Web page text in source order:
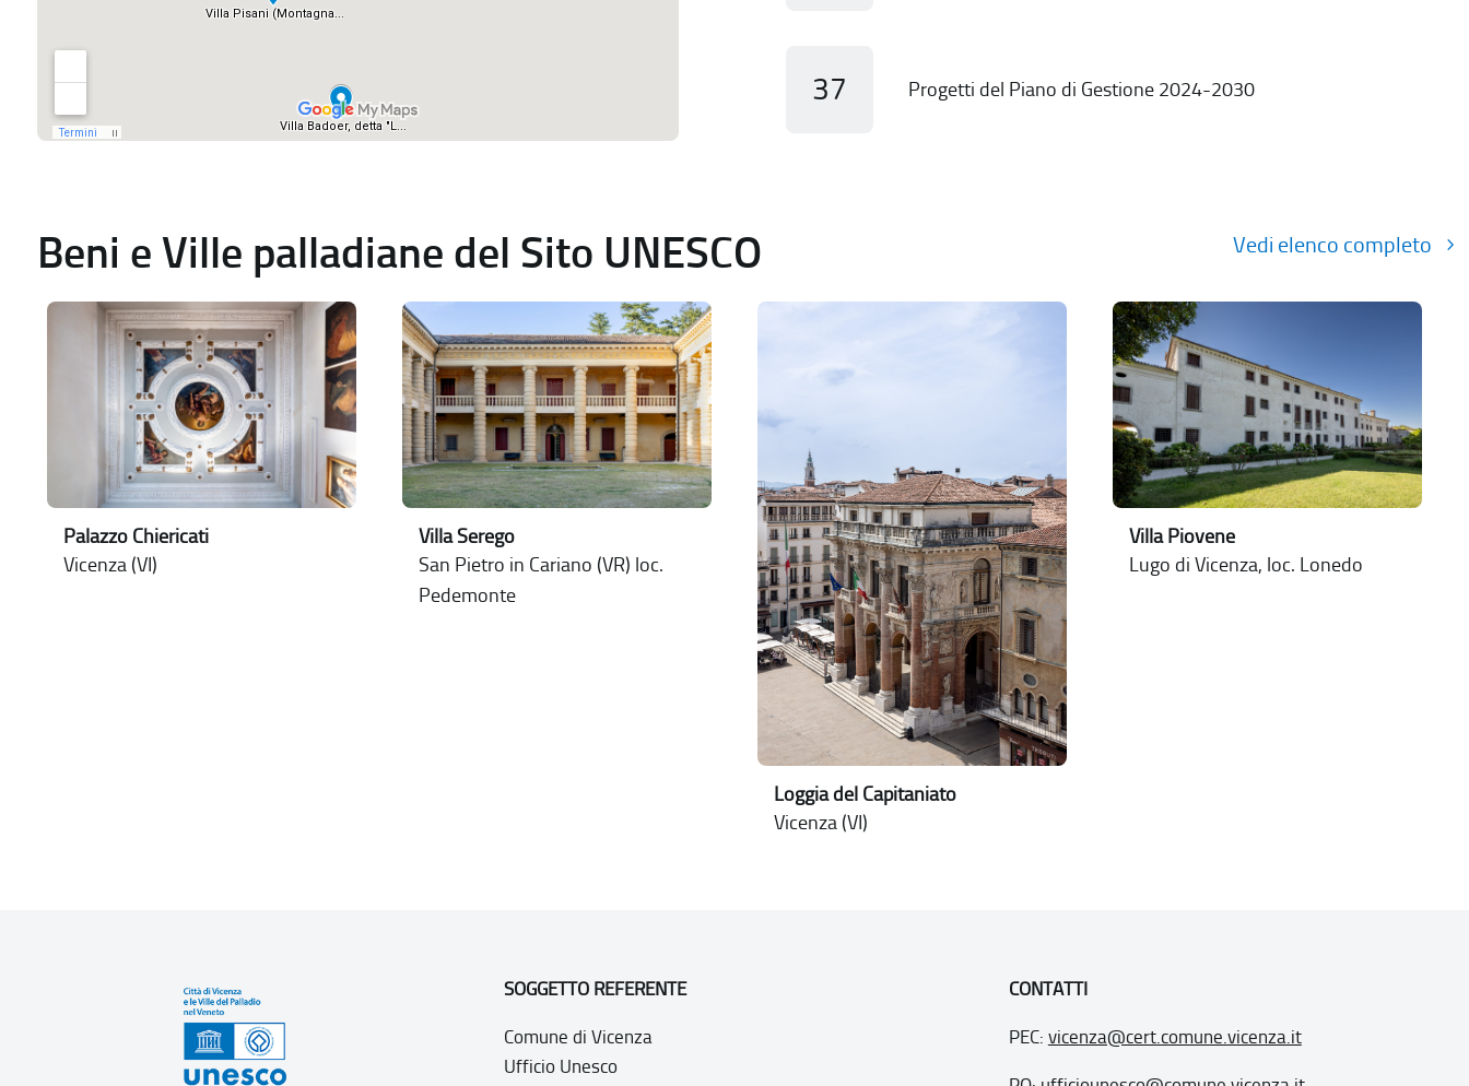
37 Progetti del Piano di Gestione 2024-2030
Beni e Ville palladiane del Sito UNESCO Vedi elenco completo
Palazzo Chiericati
Vicenza (VI)
Villa Serego
San Pietro in Cariano (VR) loc.
Pedemonte
Loggia del Capitaniato
Vicenza (VI)
Villa Piovene
Lugo di Vicenza, loc. Lonedo
SOGGETTO REFERENTE
Comune di Vicenza
Ufficio Unesco
CONTATTI
PEC: vicenza@cert.comune.vicenza.it